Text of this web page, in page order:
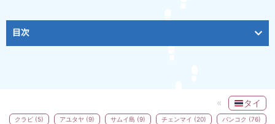
目次
タイ
バンコク (76)
チェンマイ (20)
サムイ島 (9)
アユタヤ (9)
クラビ (5)